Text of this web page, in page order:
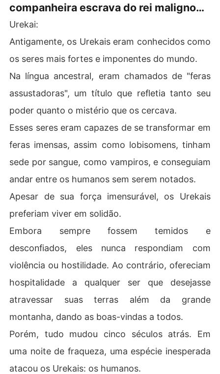
mos uma chance.
Como eu poderia saber que nossa prisão seria o lugar m
ais fortificado deles? Eu deveria permanecer discreto,
unca deveriam ter comprado.
acável rei, se interessou nesse "lindo príncipezinho".
odos odiavam nossa espécie e não demonstravam mise
ricórdia?
E como alguém, com um segredo como o meu, podia se
tornar uma escrava sexual?
Nota do autor: Este é um romance sombrio para adulto
s, com vários tópicos delicados, como violência.
Se você é um leitor experiente do gênero e está procur
ando por algo diferente, pronto para começar sem sabe
r o que esperar, então mergulhe nesta aventura!
Do autor do best-seller internacional "A escrava mais o
diada do rei".
companheira escrava do rei maligno
Capítulo 1 Intro prólogo
Urekai:
Antigamente, os Urekais eram conhecidos como
os seres mais fortes e imponentes do mundo.
Na língua ancestral, eram chamados de "feras
assustadoras", um título que refletia tanto seu
poder quanto o mistério que os cercava.
Esses seres eram capazes de se transformar em
feras imensas, assim como lobisomens, tinham
sede por sangue, como vampiros, e conseguiam
andar entre os humanos sem serem notados.
Apesar de sua força imensurável, os Urekais
preferiam viver em solidão.
Embora sempre fossem temidos e
desconfiados, eles nunca respondiam com
violência ou hostilidade. Ao contrário, ofereciam
hospitalidade a qualquer ser que desejasse
atravessar suas terras além da grande
montanha, dando as boas-vindas a todos.
Porém, tudo mudou cinco séculos atrás. Em
uma noite de fraqueza, uma espécie inesperada
atacou os Urekais: os humanos.